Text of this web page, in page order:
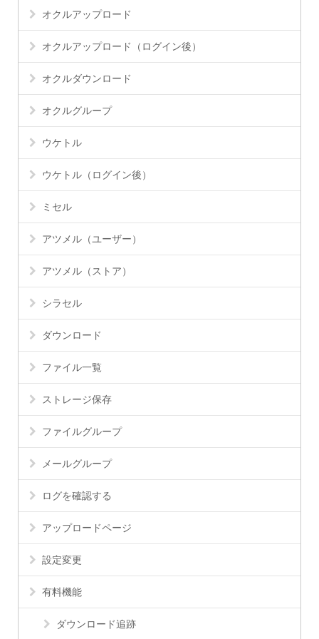
オクルアップロード
オクルアップロード（ログイン後）
オクルダウンロード
オクルグループ
ウケトル
ウケトル（ログイン後）
ミセル
アツメル（ユーザー）
アツメル（ストア）
シラセル
ダウンロード
ファイル一覧
ストレージ保存
ファイルグループ
メールグループ
ログを確認する
アップロードページ
設定変更
有料機能
ダウンロード追跡